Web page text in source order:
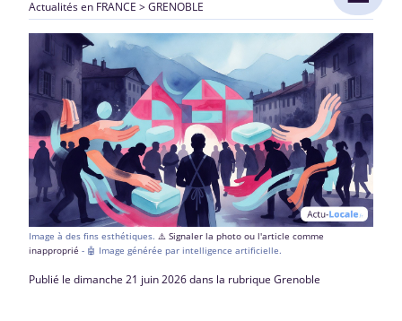
Actualités en FRANCE >GRENOBLE
Image à des fins esthétiques. ⚠️ Signaler la photo ou l'article comme
inapproprié - 🤖 Image générée par intelligence artificielle.
Publié le dimanche 21 juin 2026 dans la rubrique Grenoble